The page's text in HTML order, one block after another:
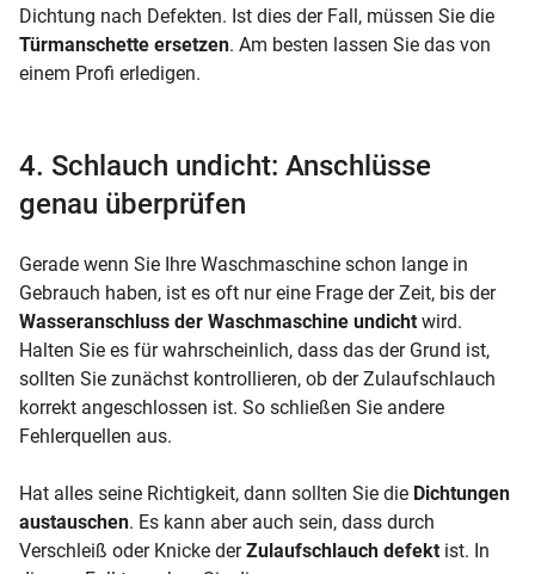
Dichtung nach Defekten. Ist dies der Fall, müssen Sie die
Türmanschette ersetzen. Am besten lassen Sie das von
einem Profi erledigen.
4. Schlauch undicht: Anschlüsse
genau überprüfen
Gerade wenn Sie Ihre Waschmaschine schon lange in
Gebrauch haben, ist es oft nur eine Frage der Zeit, bis der
Wasseranschluss der Waschmaschine undicht wird.
Halten Sie es für wahrscheinlich, dass das der Grund ist,
sollten Sie zunächst kontrollieren, ob der Zulaufschlauch
korrekt angeschlossen ist. So schließen Sie andere
Fehlerquellen aus.
Hat alles seine Richtigkeit, dann sollten Sie die Dichtungen
austauschen. Es kann aber auch sein, dass durch
Verschleiß oder Knicke derZulaufschlauch defekt ist. In